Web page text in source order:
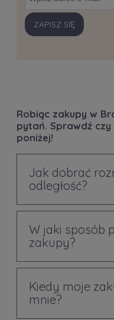
ZAPISZ SIĘ
Robiąc zakupy w
pytań. Sprawdź
poniżej!
Jak dobrać
odległość?
W jaki sposób
zakupy?
Kiedy moje
mnie?